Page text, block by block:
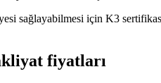
sağlayabilmesi için K3
fiyatları